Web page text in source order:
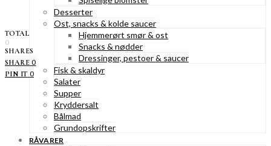
Desserter
Ost, snacks & kolde saucer
Hjemmerørt smør & ost
Snacks & nødder
Dressinger, pestoer & saucer
Fisk & skaldyr
Salater
Supper
Kryddersalt
Bålmad
Grundopskrifter
RÅVARER
TOTAL
0
SHARES
SHARE 0
PIN IT 0